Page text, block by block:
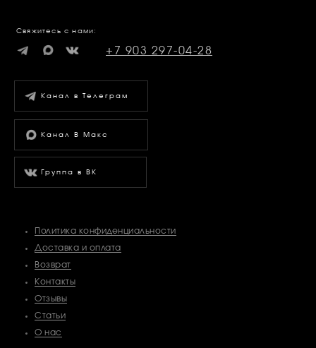
Политика конфиденциальности
Доставка и оплата
Возврат
Контакты
Отзывы
Статьи
О нас
+7 903 297-04-28
Канал В Макс
Группа в ВК
Канал в Телеграм
Свяжитесь с нами: